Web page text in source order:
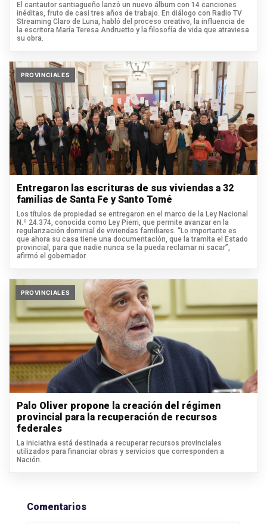
El cantautor santiagueño lanzó un nuevo álbum con 14 canciones
inéditas, fruto de casi tres años de trabajo. En diálogo con Radio TV
Streaming Claro de Luna, habló del proceso creativo, la influencia de
la escritora María Teresa Andruetto y la filosofía de vida que atraviesa
su obra.
PROVINCIALES
Entregaron las escrituras de sus viviendas a 32
familias de Santa Fe y Santo Tomé
Los títulos de propiedad se entregaron en el marco de la Ley Nacional
N.º 24.374, conocida como Ley Pierri, que permite avanzar en la
regularización dominial de viviendas familiares. “Lo importante es
que ahora su casa tiene una documentación, que la tramita el Estado
provincial, para que nadie nunca se la pueda reclamar ni sacar”,
afirmó el gobernador.
PROVINCIALES
Palo Oliver propone la creación del régimen
provincial para la recuperación de recursos
federales
La iniciativa está destinada a recuperar recursos provinciales
utilizados para financiar obras y servicios que corresponden a
Nación.
Comentarios